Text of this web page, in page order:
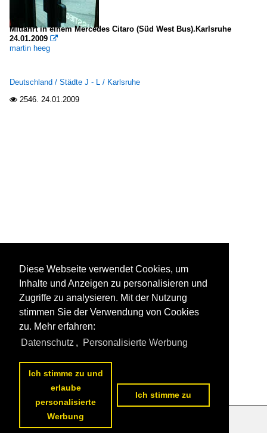
Mitfahrt in einem Mercedes Citaro (Süd West Bus).Karlsruhe
24.01.2009 
martin heeg
Deutschland / Städte J - L / Karlsruhe
 2546. 24.01.2009
Datenschutzerklärung
Diese Webseite verwendet Cookies, um
Inhalte und Anzeigen zu personalisieren und
Zugriffe zu analysieren. Mit der Nutzung
stimmen Sie der Verwendung von Cookies
zu. Mehr erfahren:
Datenschutz , Personalisierte Werbung
Ich stimme zu und
erlaube
personalisierte
Werbung
Ich stimme zu